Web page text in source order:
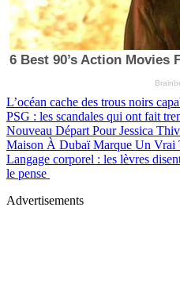
L’océan cache des trous noirs
PSG : les scandales qui ont fait
Nouveau Départ Pour Jessica
Maison À Dubaï Marque Un Vrai
Langage corporel : les lèvres
le pense
Advertisements